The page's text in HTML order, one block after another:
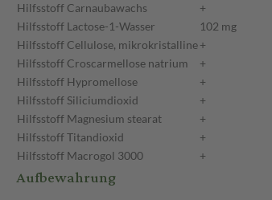
Hilfsstoff Carnaubawachs
+
Hilfsstoff Lactose-1-Wasser
102 mg
Hilfsstoff Cellulose, mikrokristalline+
Hilfsstoff Croscarmellose natrium
+
Hilfsstoff Hypromellose
+
Hilfsstoff Siliciumdioxid
+
Hilfsstoff Magnesium stearat
+
HilfsstoffTitandioxid
+
Hilfsstoff Macrogol 3000 +
Aufbewahrung